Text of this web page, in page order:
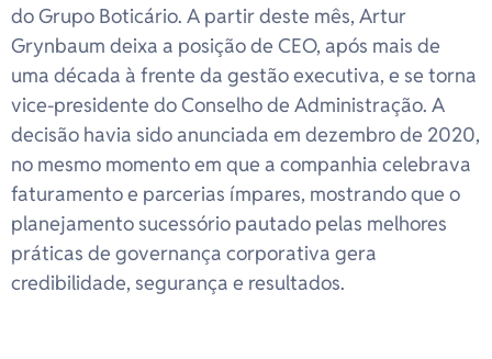
do Grupo Boticário. A partir deste mês, Artur
Grynbaum deixa a posição de CEO, após mais de
uma década à frente da gestão executiva, e se torna
vice-presidente do Conselho de Administração. A
decisão havia sido anunciada em dezembro de 2020,
no mesmo momento em que a companhia celebrava
faturamento e parcerias ímpares, mostrando que o
planejamento sucessório pautado pelas melhores
práticas de governança corporativa gera
credibilidade, segurança e resultados.